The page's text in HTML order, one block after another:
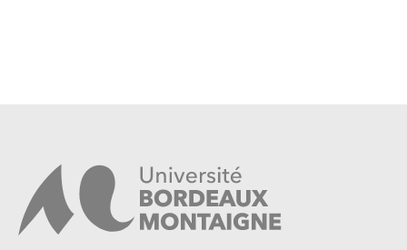
MARCADÉ, Valentine. Le renouveau de l'art pictural
russe 1863-1914. Lausanne, éditions l'Âge d'homme,
1971. BU Lettres